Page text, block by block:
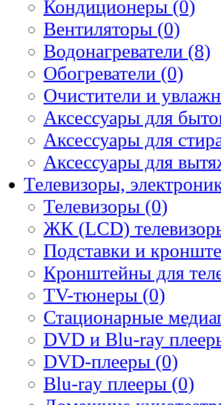
Кондиционеры (0)
Вентиляторы (0)
Водонагреватели (8)
Обогреватели (0)
Очистители и
Аксессуары для
Аксессуары для
Аксессуары для
Телевизоры,
Телевизоры (0)
ЖК (LCD)
Подставки и
Кронштейны для
TV-тюнеры (0)
Стационарные
DVD и Blu-ray
DVD-плееры (0)
Blu-ray плееры (0)